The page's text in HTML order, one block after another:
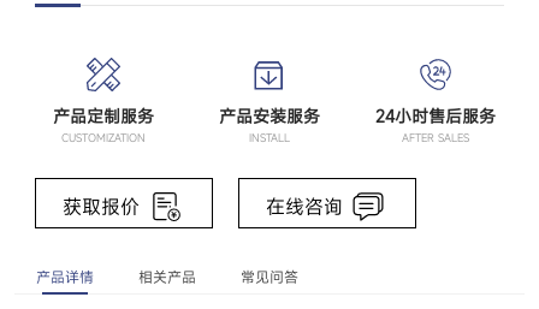
产品定制服务
CUSTOMIZATION
产品安装服务
INSTALL
24小时售后服务
AFTER SALES
获取报价 在线咨询
产品详情 相关产品 常见问答